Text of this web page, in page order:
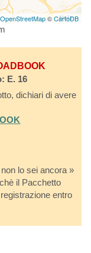
OpenStreetMap©CartoDB
E. 16
dichiari di avere
lo sei ancora »
il Pacchetto
entro